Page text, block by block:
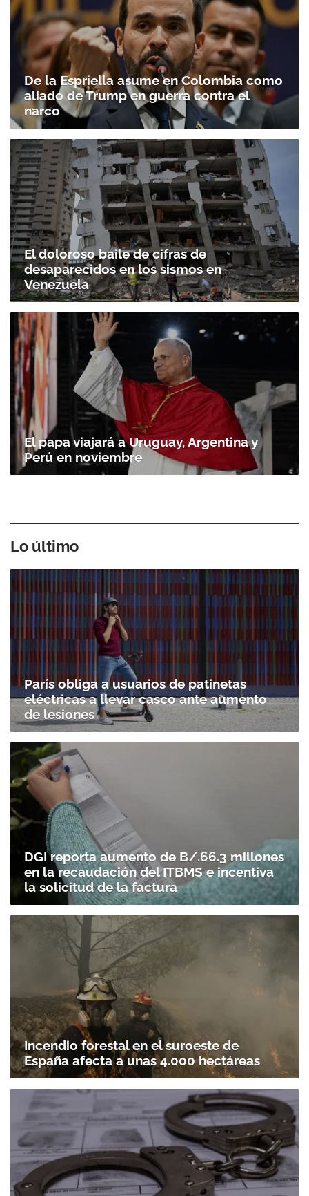
De la Espriella asume en Colombia como
aliado de Trump en guerra contra el
narco
El doloroso baile de cifras de
desaparecidos en los sismos en
Venezuela
El papa viajará a Uruguay, Argentina y
Perú en noviembre
Lo último
París obliga a usuarios de patinetas
eléctricas a llevar casco ante aumento
de lesiones
DGI reporta aumento de B/.66.3 millones
en la recaudación del ITBMS e incentiva
la solicitud de la factura
Incendio forestal en el suroeste de
España afecta a unas 4.000 hectáreas